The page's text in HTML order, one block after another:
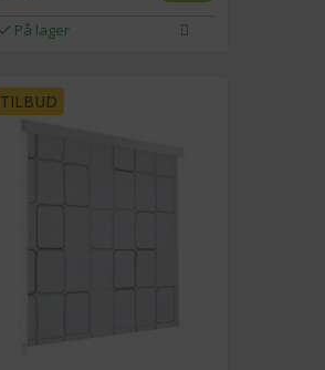
På lager
TILBUD